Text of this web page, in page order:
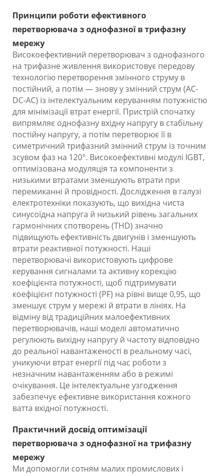
Принципи роботи ефективного
перетворювача з однофазної в трифазну
мережу
Високоефективний перетворювач з однофазного
на трифазне живлення використовує передову
технологію перетворення змінного струму в
постійний, а потім — знову у змінний струм (AC-
DC-AC) із інтелектуальним керуванням потужністю
для мінімізації втрат енергії. Пристрій спочатку
випрямляє однофазну вхідну напругу в стабільну
постійну напругу, а потім перетворює її в
симетричний трифазний змінний струм із точним
зсувом фаз на 120°. Високоефективні модулі IGBT,
оптимізована модуляція та компоненти з
низькими втратами зменшують втрати при
перемиканні й провідності. Дослідження в галузі
електротехніки показують, що вихідна чиста
синусоїдна напруга й низький рівень загальних
гармонічних спотворень (THD) значно
підвищують ефективність двигунів і зменшують
втрати реактивної потужності. Наші
перетворювачі використовують цифрове
керування сигналами та активну корекцію
коефіцієнта потужності, щоб підтримувати
коефіцієнт потужності (PF) на рівні вище 0,95, що
зменшує струм у мережі й втрати в лініях. На
відміну від традиційних малоефективних
перетворювачів, наші моделі автоматично
регулюють вихідну напругу й частоту відповідно
до реальної навантаженості в реальному часі,
уникуючи втрат енергії під час роботи з
незначним навантаженням або в режимі
очікування. Це інтелектуальне узгодження
забезпечує ефективне використання кожного
ватта вхідної потужності.
Практичний досвід оптимізації
перетворювача з однофазної на трифазну
мережу
Ми допомогли сотням малих промислових і